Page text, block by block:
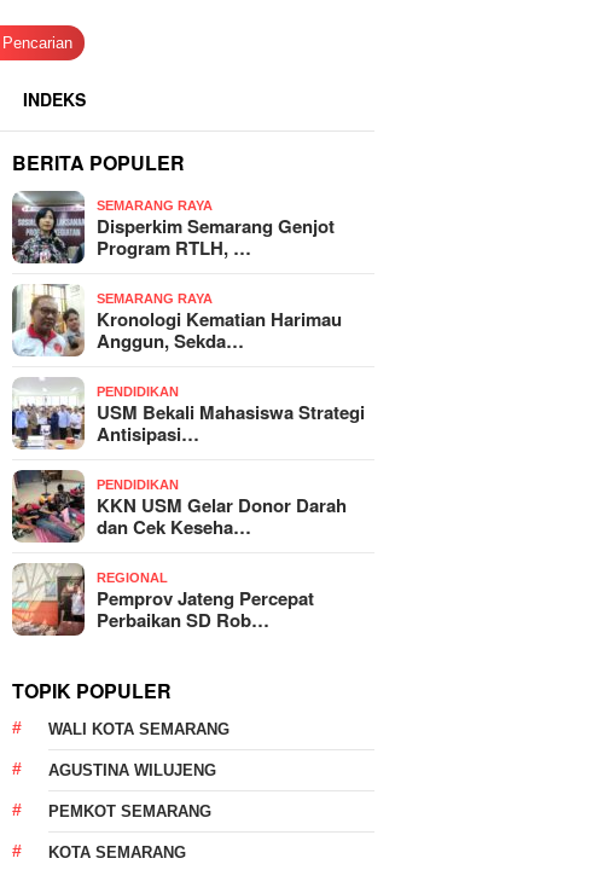
Pencarian
INDEKS
BERITA POPULER
SEMARANG RAYA
Disperkim Semarang Genjot
Program RTLH, …
SEMARANG RAYA
Kronologi Kematian Harimau
Anggun, Sekda…
PENDIDIKAN
USM Bekali Mahasiswa Strategi
Antisipasi…
PENDIDIKAN
KKN USM Gelar Donor Darah
dan Cek Keseha…
REGIONAL
Pemprov Jateng Percepat
Perbaikan SD Rob…
TOPIK POPULER
WALI KOTA SEMARANG
AGUSTINA WILUJENG
PEMKOT SEMARANG
KOTA SEMARANG